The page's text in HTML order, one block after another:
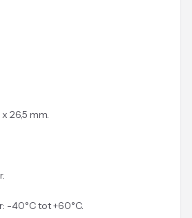
26,5 mm.
-40°C tot +60°C.